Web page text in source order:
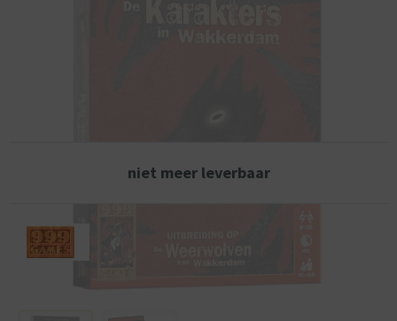
niet meer leverbaar